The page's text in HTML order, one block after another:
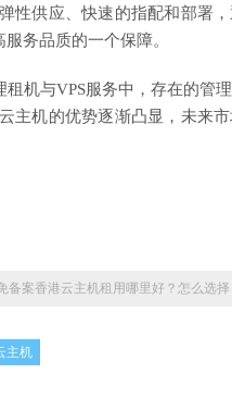
性供应、快速的指配和部署
务品质的一个保障。
机与VPS服务中，存在的管
主机的优势逐渐凸显，未来
备案香港云主机租用哪里好？怎么选择
主机